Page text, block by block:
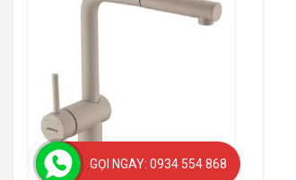
GỌI NGAY: 0934 554 868